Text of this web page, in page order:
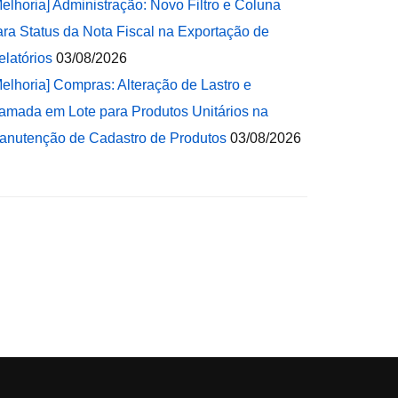
Administração: Novo Filtro e Coluna
Status da Nota Fiscal na Exportação de
03/08/2026
Compras: Alteração de Lastro e
em Lote para Produtos Unitários na
de Cadastro de Produtos 03/08/2026